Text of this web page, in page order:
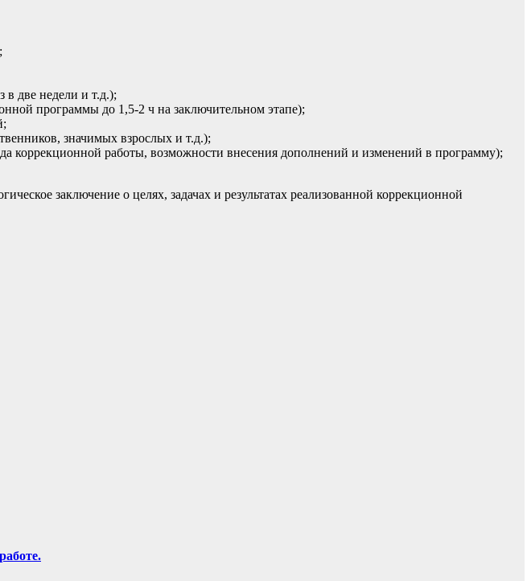
в две недели и т.д.);
программы до 1,5-2 ч на заключительном этапе);
значимых взрослых и т.д.);
коррекционной работы, возможности внесения дополнений и изменений в программу);
заключение о целях, задачах и результатах реализованной коррекционной